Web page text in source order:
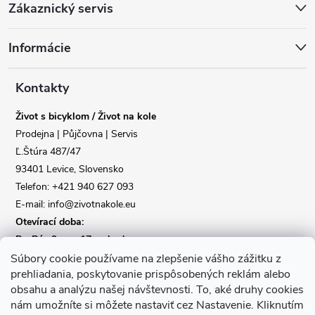
Súbory cookie používame na zlepšenie vášho zážitku z
prehliadania, poskytovanie prispôsobených reklám alebo
obsahu a analýzu našej návštevnosti. To, aké druhy cookies
nám umožníte si môžete nastaviť cez Nastavenie. Kliknutím
p
Zákaznický servis
Informácie
Kontakty
Život s bicyklom / Život na kole
Prodejna | Půjčovna | Servis
Ľ.Štúra 487/47
93401 Levice, Slovensko
Telefon: +421 940 627 093
E-mail: info@zivotnakole.eu
Otevírací doba:
Po-Pá : 9,oo - 17,oo hod
So : 9,oo - 12,oo | Ne : Zavřeno
Kontaktní formulář